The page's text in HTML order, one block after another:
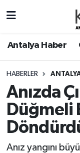
Antalya Haber
HABERLER
Anızda
Düğmeli
Anız yangını
Antalya
Dünya
Eğitim
Hava
Trafik Durumu
Süper Lig